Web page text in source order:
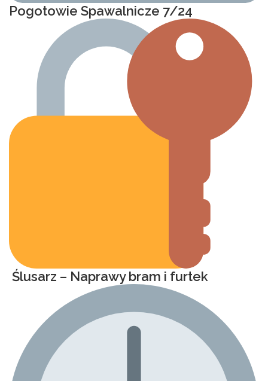
Pogotowie Spawalnicze 7/24
Ślusarz – Naprawy bram i furtek